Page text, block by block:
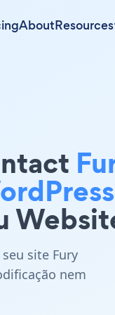
AboutResources
site Fury
nem